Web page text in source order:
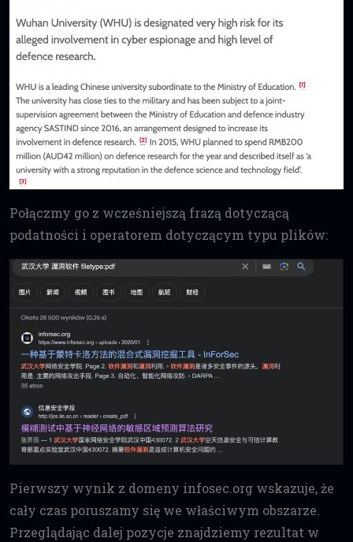
Połączmy go z wcześniejszą frazą dotyczącą
podatności i operatorem dotyczącym typu plików:
Pierwszy wynik z domeny infosec.org wskazuje, że
cały czas poruszamy się we właściwym obszarze.
Przeglądając dalej pozycje znajdziemy rezultat w